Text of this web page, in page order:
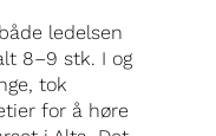
ledelsen
8–9 stk. I og
tok
for å høre